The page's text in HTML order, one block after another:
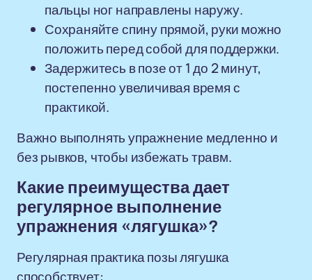
пальцы ног направлены наружу.
Сохраняйте спину прямой, руки можно
положить перед собой для поддержки.
Задержитесь в позе от 1 до 2 минут,
постепенно увеличивая время с
практикой.
Важно выполнять упражнение медленно и
без рывков, чтобы избежать травм.
Какие преимущества дает
регулярное выполнение
упражнения «лягушка»?
Регулярная практика позы лягушка